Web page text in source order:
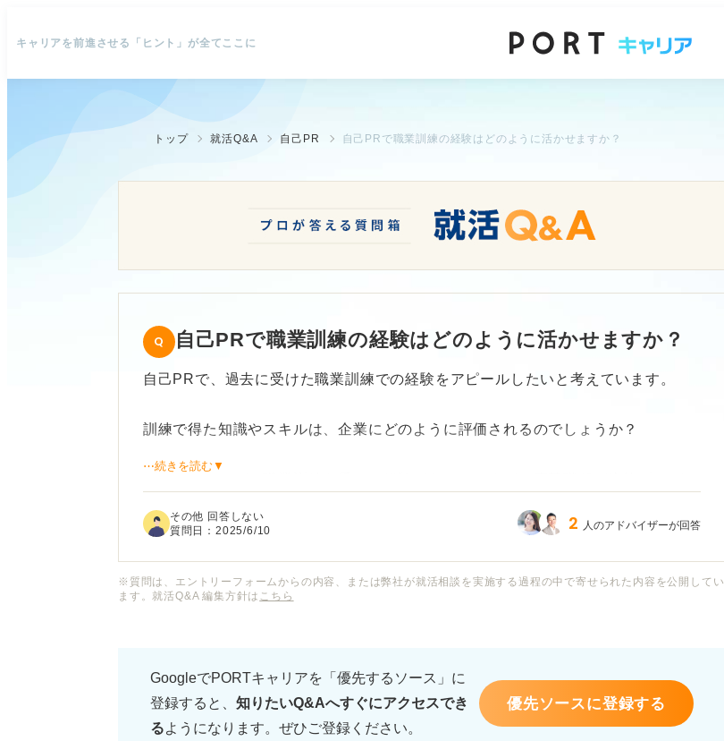
キャリアを前進させる「ヒント」が全てここに
トップ 就活Q&A 自己PR 自己PRで職業訓練の経験はどのように活かせますか？
自己PRで職業訓練の経験はどのように活かせますか？
自己PRで、過去に受けた職業訓練での経験をアピールしたいと考えています。
訓練で得た知識やスキルは、企業にどのように評価されるのでしょうか？
はできますか？
職業訓練で習得したスキルや努力した経験を効果的に伝える方法を教えてくださ
い。
⋯続きを読む▼
その他 回答しない
質問日：2025/6/10 2 人のアドバイザーが回答
※質問は、エントリーフォームからの内容、または弊社が就活相談を実施する過程の中で寄せられた内容を公開してい
ます。就活Q&A 編集方針は こちら
GoogleでPORTキャリアを「優先するソース」に
登録すると、 知りたいQ&Aへすぐにアクセスでき
るようになります。ぜひご登録ください。
優先ソースに登録する